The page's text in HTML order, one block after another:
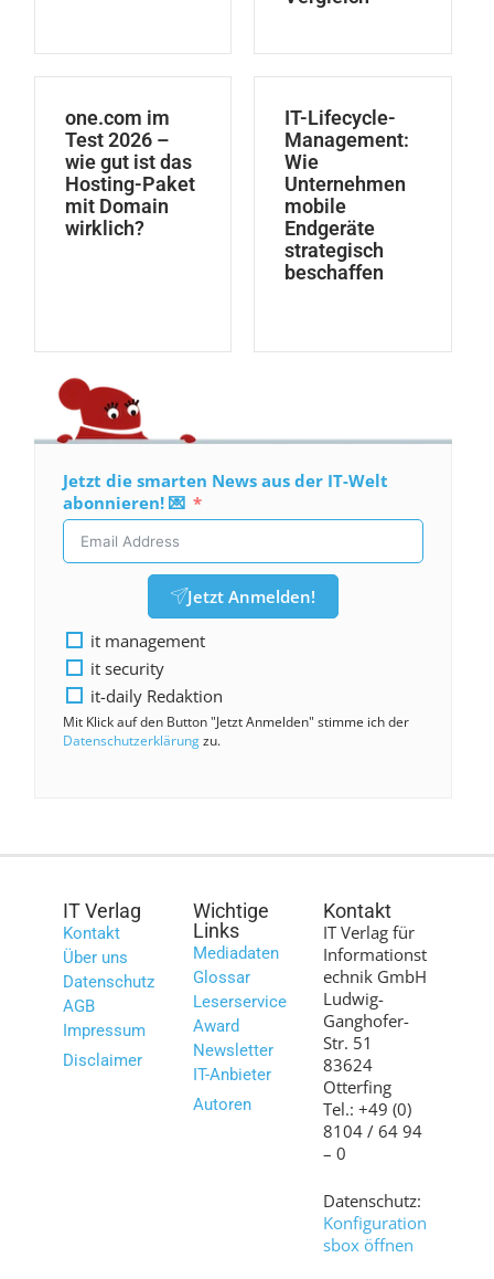
one.com im
Test 2026 –
wie gut ist das
Hosting-Paket
mit Domain
wirklich?
IT-Lifecycle-
Management:
Wie
Unternehmen
mobile
Endgeräte
strategisch
beschaffen
Jetzt die smarten News aus der IT-Welt
abonnieren! 💌
Jetzt Anmelden!
it management
it security
it-daily Redaktion
Mit Klick auf den Button "Jetzt Anmelden" stimme ich der
Datenschutzerklärungzu.
IT Verlag
Kontakt
Über uns
Datenschutz
AGB
Impressum
Disclaimer
Wichtige
Links
Mediadaten
Glossar
Leserservice
Award
Newsletter
IT-Anbieter
Autoren
Kontakt
IT Verlag für
Informationst
echnik GmbH
Ludwig-
Ganghofer-
Str. 51
83624
Otterfing
Tel.: +49 (0)
8104 / 64 94
– 0
Datenschutz:
Konfiguration
sbox öffnen